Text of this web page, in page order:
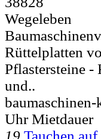
Wegeleben
Rüttelplatten
Pflastersteine -
und..
Uhr Mietdauer
19 Tauchen